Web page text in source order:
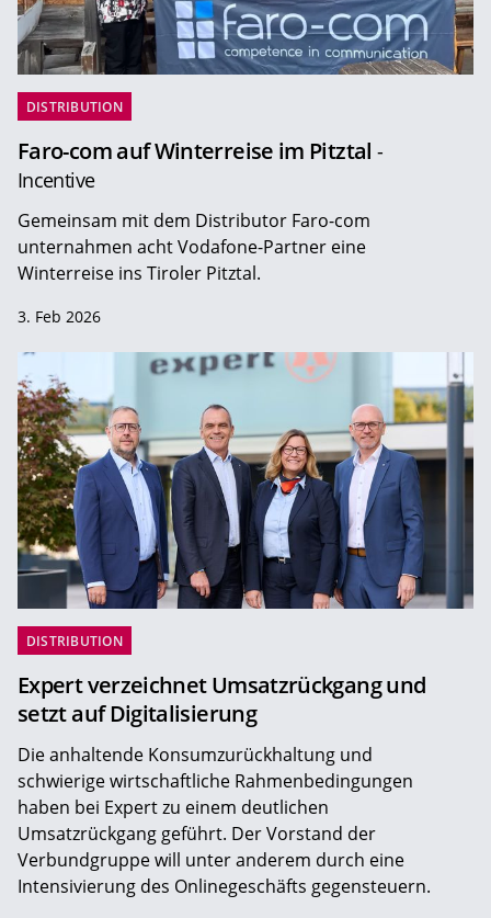
DISTRIBUTION
Faro-com auf Winterreise im Pitztal -
Incentive
Gemeinsam mit dem Distributor Faro-com
unternahmen acht Vodafone-Partner eine
Winterreise ins Tiroler Pitztal.
3. Feb 2026
DISTRIBUTION
Expert verzeichnet Umsatzrückgang und
setzt auf Digitalisierung
Die anhaltende Konsumzurückhaltung und
schwierige wirtschaftliche Rahmenbedingungen
haben bei Expert zu einem deutlichen
Umsatzrückgang geführt. Der Vorstand der
Verbundgruppe will unter anderem durch eine
Intensivierung des Onlinegeschäfts gegensteuern.